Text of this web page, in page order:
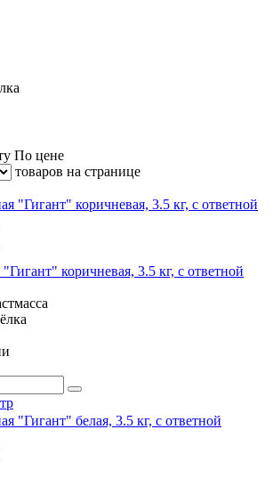
По цене
товаров на странице
коричневая, 3.5 кг, с ответной